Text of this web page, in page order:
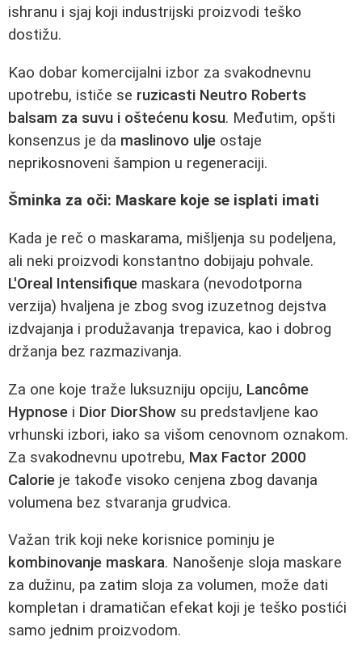
ishranu i sjaj koji industrijski proizvodi teško
dostižu.
Kao dobar komercijalni izbor za svakodnevnu
upotrebu, ističe se ruzicasti Neutro Roberts
balsam za suvu i oštećenu kosu. Međutim, opšti
konsenzus je da maslinovo ulje ostaje
neprikosnoveni šampion u regeneraciji.
Šminka za oči: Maskare koje se isplati imati
Kada je reč o maskarama, mišljenja su podeljena,
ali neki proizvodi konstantno dobijaju pohvale.
L'Oreal Intensifique maskara (nevodotporna
verzija) hvaljena je zbog svog izuzetnog dejstva
izdvajanja i produžavanja trepavica, kao i dobrog
držanja bez razmazivanja.
Za one koje traže luksuzniju opciju, Lancôme
Hypnose i Dior DiorShow su predstavljene kao
vrhunski izbori, iako sa višom cenovnom oznakom.
Za svakodnevnu upotrebu, Max Factor 2000
Calorie je takođe visoko cenjena zbog davanja
volumena bez stvaranja grudvica.
Važan trik koji neke korisnice pominju je
kombinovanje maskara. Nanošenje sloja maskare
za dužinu, pa zatim sloja za volumen, može dati
kompletan i dramatičan efekat koji je teško postići
samo jednim proizvodom.